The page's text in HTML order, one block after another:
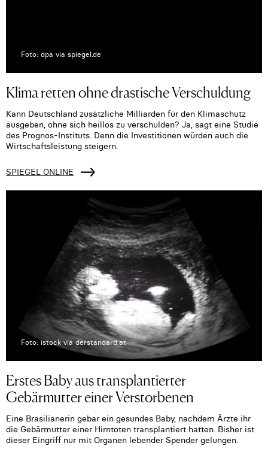
Foto: dpa via spiegel.de
Klima retten ohne drastische Verschuldung
Kann Deutschland zusätzliche Milliarden für den Klimaschutz
ausgeben, ohne sich heillos zu verschulden? Ja, sagt eine Studie
des Prognos-Instituts. Denn die Investitionen würden auch die
Wirtschaftsleistung steigern.
SPIEGEL ONLINE
Foto: istock via derstandard.at
Erstes Baby aus transplantierter
Gebärmutter einer Verstorbenen
Eine Brasilianerin gebar ein gesundes Baby, nachdem Ärzte ihr
die Gebärmutter einer Hirntoten transplantiert hatten. Bisher ist
dieser Eingriff nur mit Organen lebender Spender gelungen.